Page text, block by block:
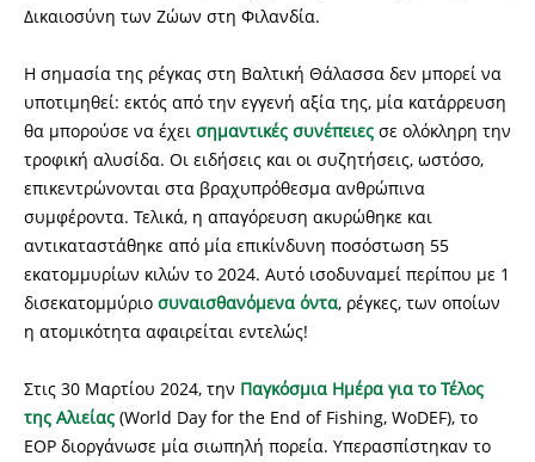
Δικαιοσύνη των Ζώων στη Φιλανδία.
Η σημασία της ρέγκας στη Βαλτική Θάλασσα δεν μπορεί να
υποτιμηθεί: εκτός από την εγγενή αξία της, μία κατάρρευση
θα μπορούσε να έχει σημαντικές συνέπειες σε ολόκληρη την
τροφική αλυσίδα. Οι ειδήσεις και οι συζητήσεις, ωστόσο,
επικεντρώνονται στα βραχυπρόθεσμα ανθρώπινα
συμφέροντα. Τελικά, η απαγόρευση ακυρώθηκε και
αντικαταστάθηκε από μία επικίνδυνη ποσόστωση 55
εκατομμυρίων κιλών το 2024. Αυτό ισοδυναμεί περίπου με 1
δισεκατομμύριο συναισθανόμενα όντα, ρέγκες, των οποίων
η ατομικότητα αφαιρείται εντελώς!
Στις 30 Μαρτίου 2024, την Παγκόσμια Ημέρα για το Τέλος
της Αλιείας (World Day for the End of Fishing, WoDEF), το
EOP διοργάνωσε μία σιωπηλή πορεία. Υπερασπίστηκαν το